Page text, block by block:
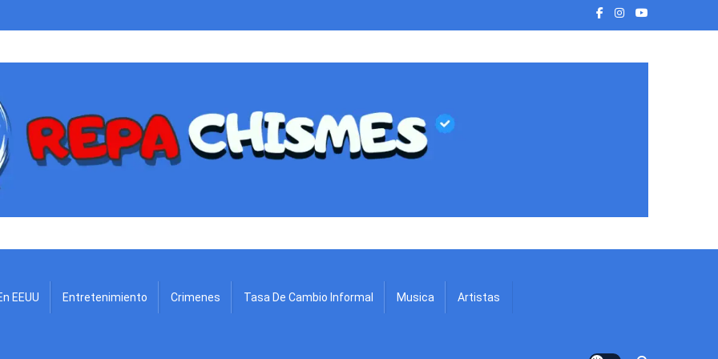
EEUU Entretenimiento Crimenes Tasa De Cambio Informal Musica Artistas